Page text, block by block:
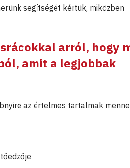
segítségét kértük, miközben
arról, hogy
amit a legjobbak
az értelmes tartalmak